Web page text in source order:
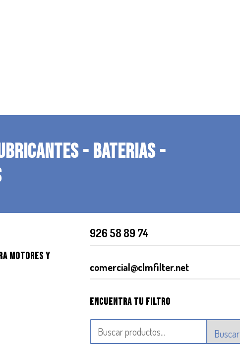
- BATERIAS -
MOTORES Y
926 58 89 74
comercial@clmfilter.net
Encuentra tu filtro
Buscar